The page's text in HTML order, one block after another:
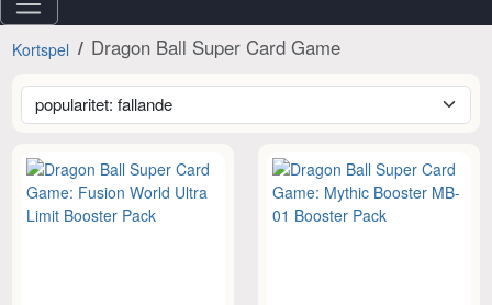
Kortspel Dragon Ball Super Card Game